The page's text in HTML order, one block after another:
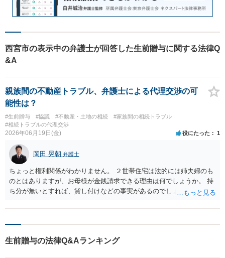
西宮市の表示中の弁護士が回答した生前贈与に関する法律Q
&A
親族間の不動産トラブル、弁護士による代理交渉の可
能性は？
#生前贈与 #協議 #不動産・土地の相続
#家族間の相続トラブル
#相続トラブルの代理交渉
2026年06月19日(金) 役にたった 1
岡田 晃朝 弁護士
ちょっと権利関係がわかりません。 ２世帯住宅は法的には姉夫婦のも
のとはありますが、お母様が金銭請求できる理由は何でしょうか。 持
ち分が無いとすれば、貸し付けなどの事実があるのでしょうか。その
生前贈与の法律Q&Aランキング